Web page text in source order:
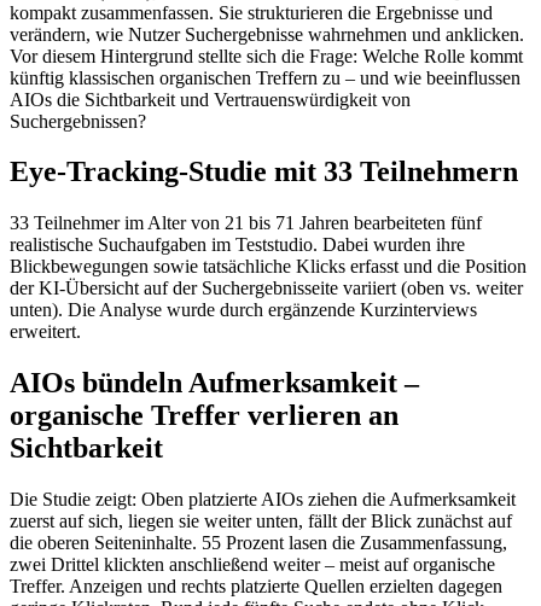
kompakt zusammenfassen. Sie strukturieren die Ergebnisse und
verändern, wie Nutzer Suchergebnisse wahrnehmen und anklicken.
Vor diesem Hintergrund stellte sich die Frage: Welche Rolle kommt
künftig klassischen organischen Treffern zu – und wie beeinflussen
AIOs die Sichtbarkeit und Vertrauenswürdigkeit von
Suchergebnissen?
Eye-Tracking-Studie mit 33 Teilnehmern
33 Teilnehmer im Alter von 21 bis 71 Jahren bearbeiteten fünf
realistische Suchaufgaben im Teststudio. Dabei wurden ihre
Blickbewegungen sowie tatsächliche Klicks erfasst und die Position
der KI-Übersicht auf der Suchergebnisseite variiert (oben vs. weiter
unten). Die Analyse wurde durch ergänzende Kurzinterviews
erweitert.
AIOs bündeln Aufmerksamkeit–
organische Treffer verlieren an
Sichtbarkeit
Die Studie zeigt: Oben platzierte AIOs ziehen die Aufmerksamkeit
zuerst auf sich, liegen sie weiter unten, fällt der Blick zunächst auf
die oberen Seiteninhalte. 55 Prozent lasen die Zusammenfassung,
zwei Drittel klickten anschließend weiter– meist auf organische
Treffer. Anzeigen und rechts platzierte Quellen erzielten dagegen